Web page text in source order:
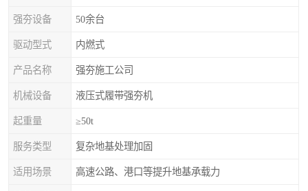
强夯设备 50余台
驱动型式 内燃式
产品名称 强夯施工公司
机械设备 液压式履带强夯机
起重量 ≥50t
服务类型 复杂地基处理加固
适用场景 高速公路、港口等提升地基承载力